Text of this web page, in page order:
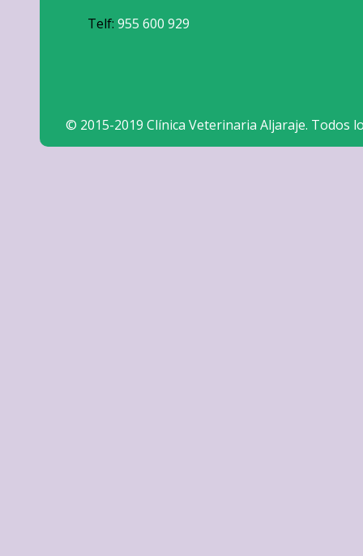
Telf: 955 600 929
© 2015-2019 Clínica Veterinaria Aljaraje. Todos